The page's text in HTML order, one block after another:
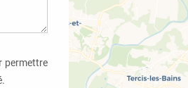
permettre